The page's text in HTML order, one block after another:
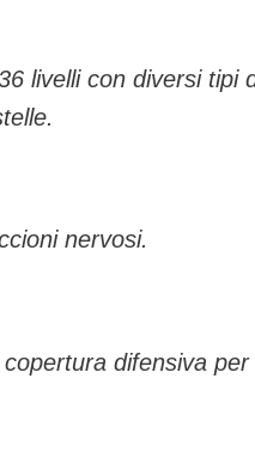
livelli con diversi tipi
nervosi.
difensiva per